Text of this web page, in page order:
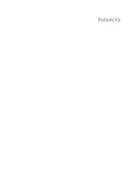
Pubblicità